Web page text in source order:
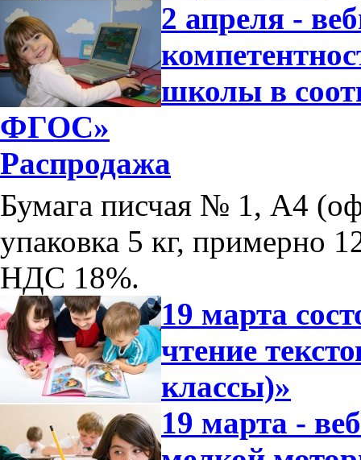
2 апреля -
школы в
ФГОС»
Распродажа
Бумага писчая № 1, А4
упаковка 5 кг, примерно
НДС 18%.
19 марта
чтение
классы)»
19 марта -